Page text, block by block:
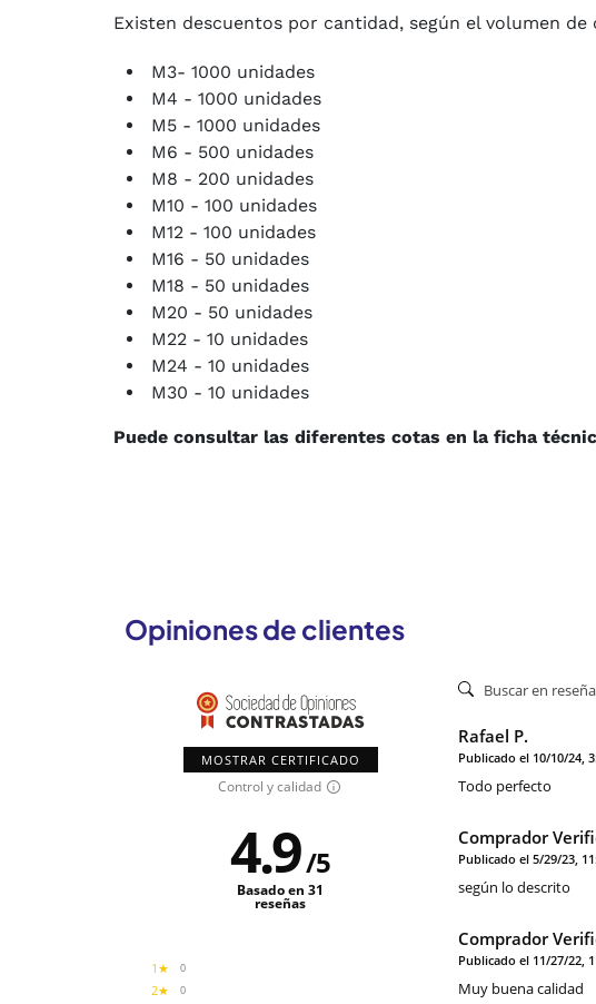
Existen descuentos por cantidad, según el volumen
M3- 1000 unidades
M4 - 1000 unidades
M5 - 1000 unidades
M6 - 500 unidades
M8 - 200 unidades
M10 - 100 unidades
M12 - 100 unidades
M16 - 50 unidades
M18 - 50 unidades
M20 - 50 unidades
M22 - 10 unidades
M24 - 10 unidades
M30 - 10 unidades
Puede consultar las diferentes cotas en la ficha
Opiniones de clientes
MOSTRAR CERTIFICADO
Control y calidad
0
1★
0
2★
4.9/5
Basado en 31
reseñas
Rafael P.
Publicado el 10/10/24,
Todo perfecto
Comprador
Publicado el 5/29/23,
según lo descrito
Comprador
Publicado el 11/27/22,
Muy buena calidad